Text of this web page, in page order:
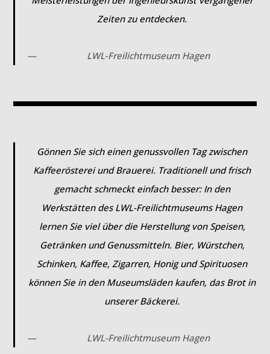
Zeiten zu entdecken.
LWL-Freilichtmuseum Hagen
Gönnen Sie sich einen genussvollen Tag zwischen
Kaffeerösterei und Brauerei. Traditionell und frisch
gemacht schmeckt einfach besser: In den
Werkstätten des LWL-Freilichtmuseums Hagen
lernen Sie viel über die Herstellung von Speisen,
Getränken und Genussmitteln. Bier, Würstchen,
Schinken, Kaffee, Zigarren, Honig und Spirituosen
können Sie in den Museumsläden kaufen, das Brot in
unserer Bäckerei.
LWL-Freilichtmuseum Hagen